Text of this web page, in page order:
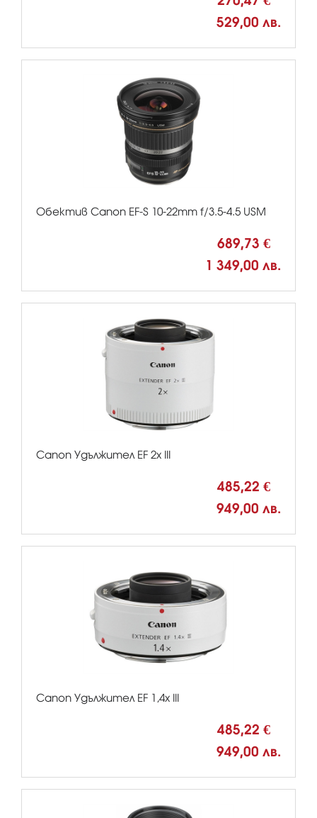
529,00 лв.
Обектив Canon EF-S 10-22mm f/3.5-4.5 USM
689,73 €
1 349,00 лв.
Canon Удължител EF 2x III
485,22 €
949,00 лв.
Canon Удължител EF 1,4x III
485,22 €
949,00 лв.